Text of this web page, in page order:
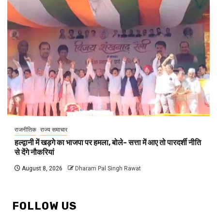
राजनीतिक राज्य समाचार
हल्द्वानी में खड़गे का भाजपा पर हमला, बोले- सत्ता में आए तो पारदर्शी नीति
से देंगे नौकरियां
August 8, 2026 Dharam Pal Singh Rawat
FOLLOW US